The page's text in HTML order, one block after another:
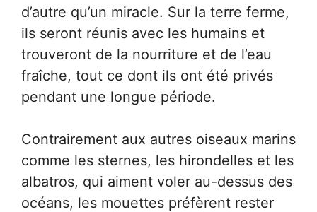
d’autre qu’un miracle. Sur la terre ferme,
ils seront réunis avec les humains et
trouveront de la nourriture et de l’eau
fraîche, tout ce dont ils ont été privés
pendant une longue période.
Contrairement aux autres oiseaux marins
comme les sternes, les hirondelles et les
albatros, qui aiment voler au-dessus des
océans, les mouettes préfèrent rester